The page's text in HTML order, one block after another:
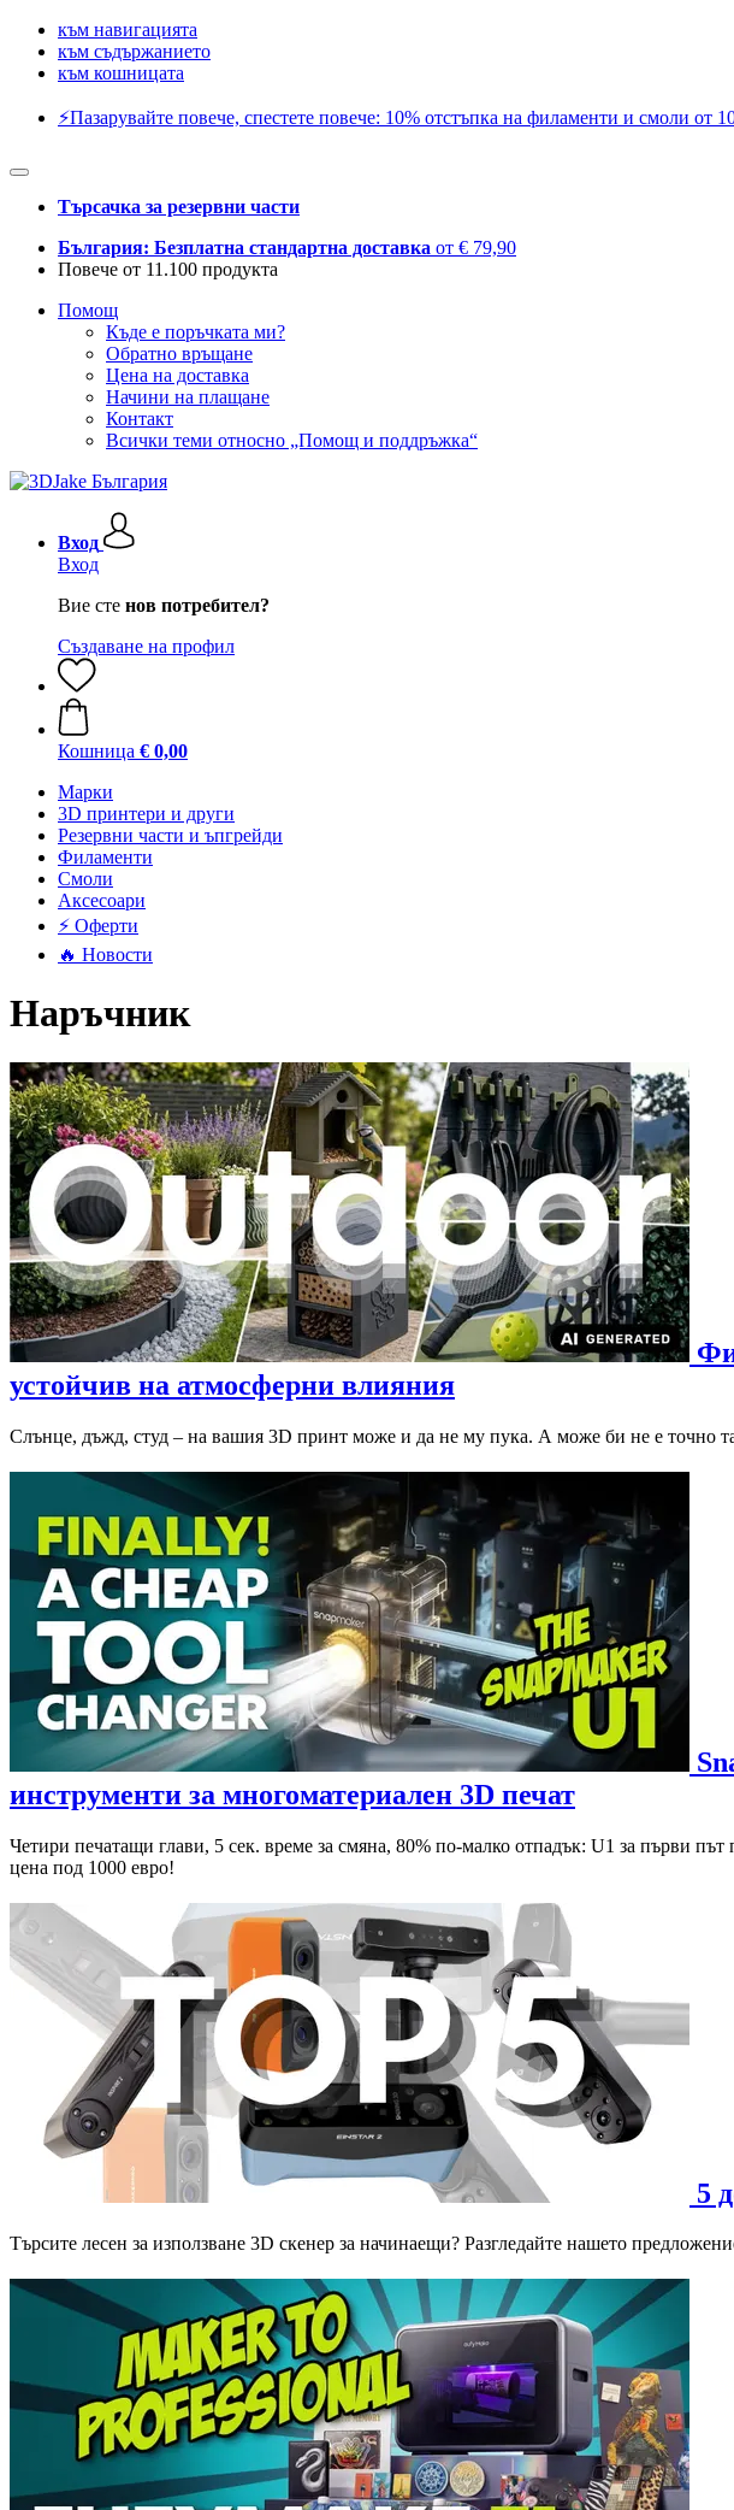
към навигацията
към съдържанието
към кошницата
⚡️Пазарувайте повече, спестете повече: 10% отстъпка на филаменти и смоли от
Търсачка за резервни части
България: Безплатна стандартна доставка от € 79,90
Повече от 11.100 продукта
Помощ
Къде е поръчката ми?
Обратно връщане
Цена на доставка
Начини на плащане
Контакт
Всички теми относно „Помощ и поддръжка“
Вход
Вход
Вие сте нов потребител?
Създаване на профил
Кошница € 0,00
Mарки
3D принтери и други
Резервни части и ъпгрейди
Филаменти
Смоли
Аксесоари
⚡ Оферти
🔥 Новости
Наръчник
устойчив на атмосферни влияния
Слънце, дъжд, студ – на вашия 3D принт може и да не му пука. А може би не е точно
инструменти за многоматериален 3D печат
Четири печатащи глави, 5 сек. време за смяна, 80% по-малко отпадък: U1 за първи
цена под 1000 евро!
5
Търсите лесен за използване 3D скенер за начинаещи? Разгледайте нашето